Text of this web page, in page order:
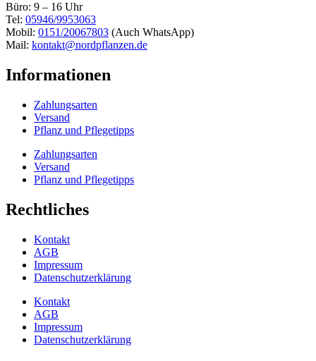
Büro: 9 – 16 Uhr
Tel: 05946/9953063
Mobil: 0151/20067803 (Auch WhatsApp)
Mail: kontakt@nordpflanzen.de
Informationen
Zahlungsarten
Versand
Pflanz und Pflegetipps
Zahlungsarten
Versand
Pflanz und Pflegetipps
Rechtliches
Kontakt
AGB
Impressum
Datenschutzerklärung
Kontakt
AGB
Impressum
Datenschutzerklärung